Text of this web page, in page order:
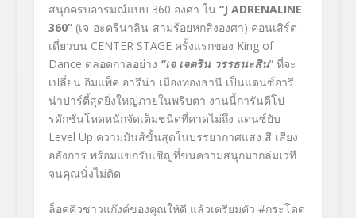
สนุกครบอารมณ์แบบ 360 องศา ใน “J ADRENALINE
360”(เจ-อะดรีนาลิน-สามร้อยหกสิงองศา) คอนเสิร์ต
เดี่ยวบน CENTER STAGE ครั้งแรกของ King of
Dance ตลอดกาลอย่าง “เจ เจตริน วรรธนะสิน” ที่จะ
เปลี่ยน อิมแพ็ค อารีน่า เมืองทองธานี เป็นแดนซ์อารี
น่าปาร์ตี้สุดยิ่งใหญ่ภายในพริบตา งานนี้การันตีโป
รดักชั่นโหดหนักจัดเต็มชนิดที่คาดไม่ถึง แดนซ์ยับ
Level Up ความมันส์ขั้นสุดในบรรยากาศแสง สี เสียง
อลังการ พร้อมแขกรับเชิญที่ขนความสนุกมาถล่มเวที
จนคุณนั่งไม่ติด
ล็อคคิวชาวแก๊งค์ของคุณให้ดี แล้วเตรียมตัว #กระโดด